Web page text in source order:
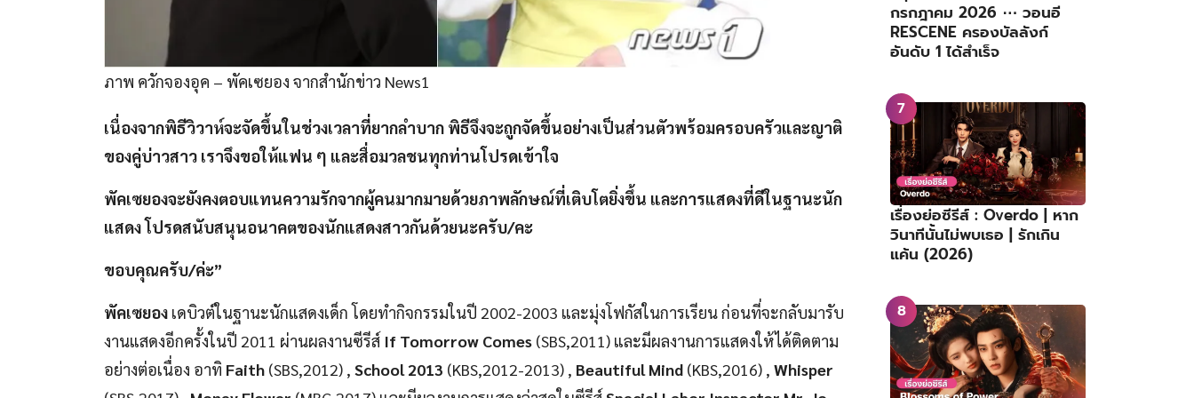
ภาพ ควักจองอุค – พัคเซยอง จากสำนักข่าว News1
เนื่องจากพิธีวิวาห์จะจัดขึ้นในช่วงเวลาที่ยากลำบาก พิธีจึงจะถูกจัดขึ้นอย่างเป็นส่วนตัวพร้อมครอบครัวและญาติ
ของคู่บ่าวสาว เราจึงขอให้แฟน ๆ และสื่อมวลชนทุกท่านโปรดเข้าใจ
พัคเซยองจะยังคงตอบแทนความรักจากผู้คนมากมายด้วยภาพลักษณ์ที่เติบโตยิ่งขึ้น และการแสดงที่ดีในฐานะนัก
แสดง โปรดสนับสนุนอนาคตของนักแสดงสาวกันด้วยนะครับ/คะ
ขอบคุณครับ/ค่ะ”
พัคเซยอง เดบิวต์ในฐานะนักแสดงเด็ก โดยทำกิจกรรมในปี 2002-2003 และมุ่งโฟกัสในการเรียน ก่อนที่จะกลับมารับ
งานแสดงอีกครั้งในปี 2011 ผ่านผลงานซีรีส์ If Tomorrow Comes (SBS,2011) และมีผลงานการแสดงให้ได้ติดตาม
อย่างต่อเนื่อง อาทิ Faith (SBS,2012) , School 2013 (KBS,2012-2013) , Beautiful Mind (KBS,2016) , Whisper
กรกฎาคม 2026 ⋯ วอนอี
RESCENE ครองบัลลังก์
อันดับ 1 ได้สำเร็จ
เรื่องย่อซีรีส์ : Overdo | หาก
วินาทีนั้นไม่พบเธอ | รักเกิน
แค้น (2026)